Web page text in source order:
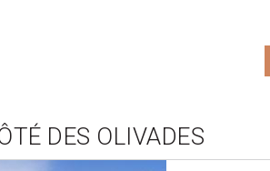
DES OLIVADES